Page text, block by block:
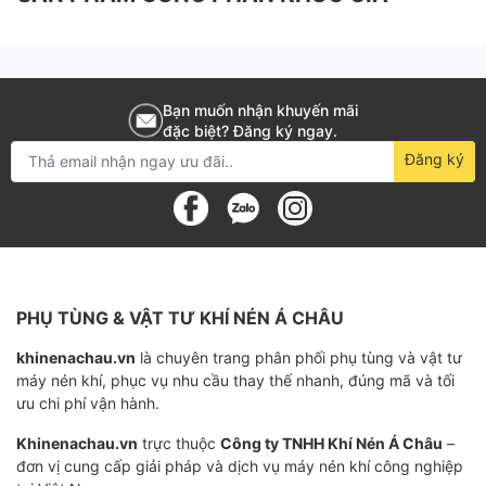
Chức năng chính
Giữ cho dầu máy nén khí luôn sạch và khô ráo, tăng
tuổi thọ và hiệu suất của máy nén khí.
Bảo vệ các chi tiết bên trong máy nén khí khỏi sự ăn
sửa chữa.
Công ty Khí nén Á Châu - nhà cung cấp uy
tín Lọc dầu máy nén khí Ingersoll Rand
42843805
Với quan điểm kinh doanh "Không bán hàng kém chất
Bạn muốn nhận khuyến mãi
đặc biệt? Đăng ký ngay.
Đăng ký
PHỤ TÙNG & VẬT TƯ KHÍ NÉN Á CHÂU
khinenachau.vn là chuyên trang phân phối phụ tùng và vật tư
máy nén khí, phục vụ nhu cầu thay thế nhanh, đúng mã và tối
ưu chi phí vận hành.
Khinenachau.vn trực thuộc Công ty TNHH Khí Nén Á Châu –
đơn vị cung cấp giải pháp và dịch vụ máy nén khí công nghiệp